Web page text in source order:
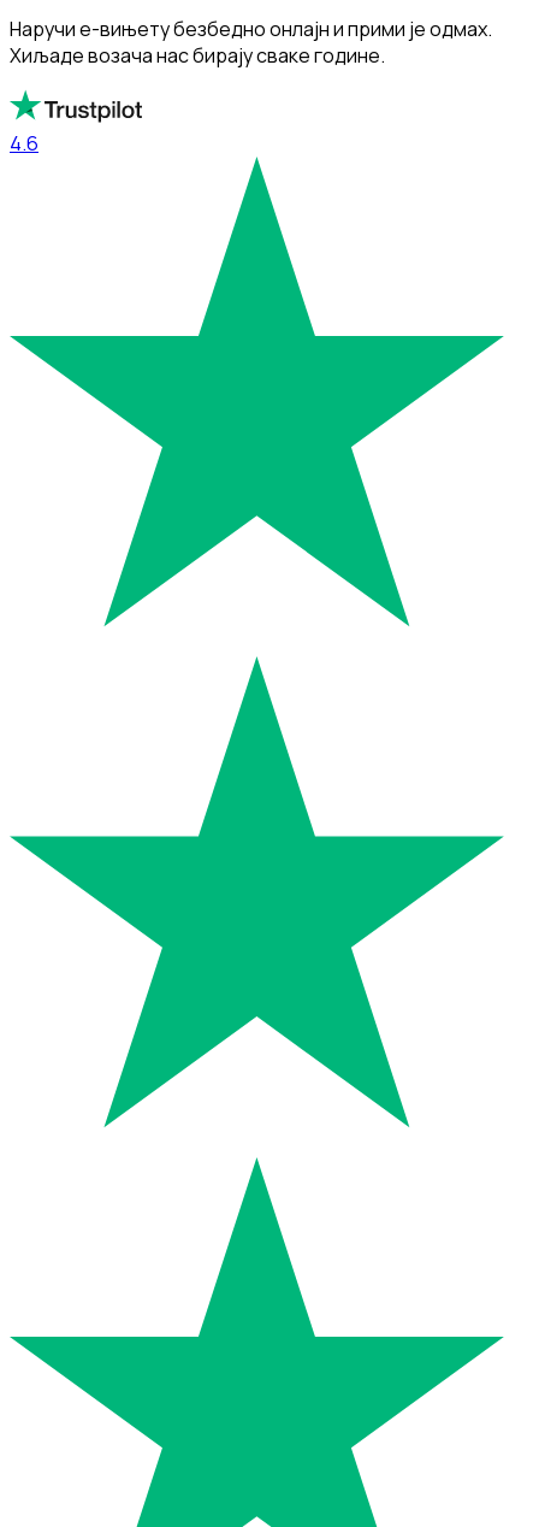
Наручи е-вињету безбедно онлајн и прими је одмах.
Хиљаде возача нас бирају сваке године.
4.6